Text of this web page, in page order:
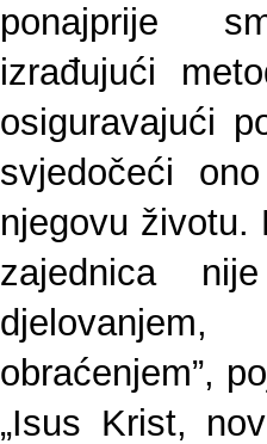
ponajprije
izrađujući
osiguravajući
svjedočeći
njegovu životu.
zajednica
obraćenjem”,
„Isus Krist,